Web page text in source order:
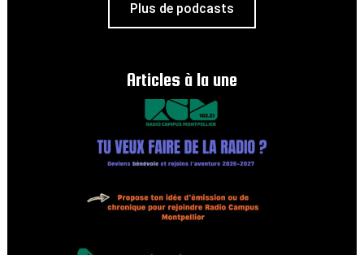
Plus de podcasts
Articles à la une